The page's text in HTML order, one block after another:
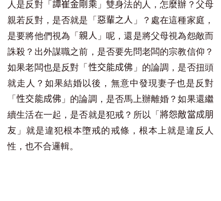
人是反對「 譚崔金剛乘 」雙身法的人，怎麼辦？父母
親若反對，是否就是「 惡輩之人 」？處在這種家庭，
是要將他們視為「親人 」呢，還是將父母視為怨敵而
誅殺？出外謀職之前，是否要先問老闆的宗教信仰？
如果老闆也是反對「 性交能成佛 」的論調，是否扭頭
就走人？如果結婚以後，無意中發現妻子也是反對
「性交能成佛 」的論調，是否馬上辦離婚？如果還繼
續生活在一起，是否就是犯戒？所以「將怨敵當成朋
友 」就是違犯根本墮戒的戒條，根本上就是違反人
性，也不合邏輯。